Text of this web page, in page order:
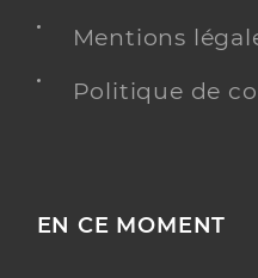
Mentions
Politique de
EN CE MOMENT